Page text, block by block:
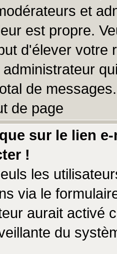
et
est propre.
d'élever votre
de messages.
de page
sur le lien
!
les
via le
aurait activé
du